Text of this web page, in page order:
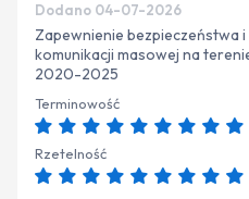
Dodano 04-07-2026
Zapewnienie bezpieczeństwa
komunikacji masowej na
2020-2025
Terminowość
Rzetelność